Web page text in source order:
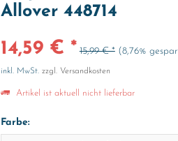
Allover 448714
14,59 € * 15,99 € * (8,76%
inkl. MwSt. zzgl. Versandkosten
Artikel ist aktuell nicht lieferbar
Farbe: